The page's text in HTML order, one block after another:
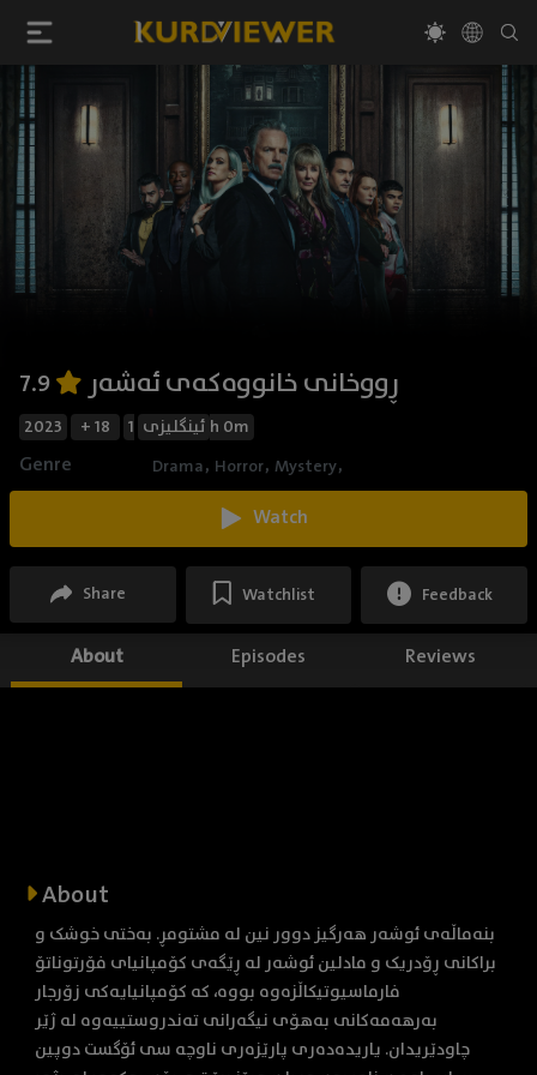
ڕووخانی خانووەکەی ئەشەر
2023 + 18 ئینگلیزی 1h 0m
Genre Drama, Horror, Mystery,
Watch
Share Watchlist Feedback
About Episodes Reviews
About
بنەماڵەی ئوشەر هەرگیز دوور نین لە مشتومڕ. بەختی خوشک و
براکانی ڕۆدریک و مادلین ئوشەر لە ڕێگەی کۆمپانیای فۆرتوناتۆ
فارماسیوتیکاڵزەوە بووە، کە کۆمپانیایەکی زۆرجار
بەرهەمەکانی بەهۆی نیگەرانی تەندروستییەوە لە ژێر
چاودێریدان. یاریدەدەری پارێزەری ناوچە سی ئۆگست دوپین